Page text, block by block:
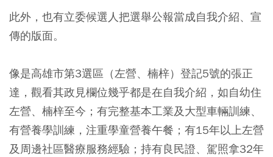
此外，也有立委候選人把選舉公報當成自我介紹、宣
傳的版面。
像是高雄市第3選區（左營、楠梓）登記5號的張正
達，觀看其政見欄位幾乎都是在自我介紹，如自幼住
左營、楠梓至今；有完整基本工業及大型車輛訓練、
有營養學訓練，注重學童營養午餐；有15年以上左營
及周邊社區醫療服務經驗；持有良民證、駕照拿32年